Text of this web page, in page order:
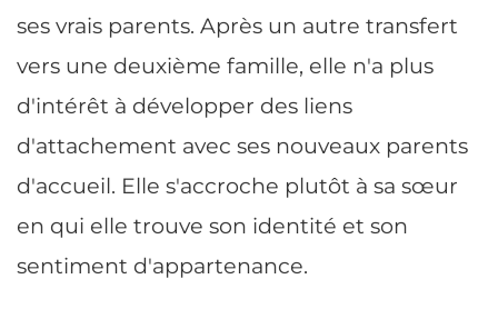
ses vrais parents. Après un autre transfert
vers une deuxième famille, elle n'a plus
d'intérêt à développer des liens
d'attachement avec ses nouveaux parents
d'accueil. Elle s'accroche plutôt à sa sœur
en qui elle trouve son identité et son
sentiment d'appartenance.